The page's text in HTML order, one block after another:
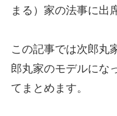
まる）家の法事に出
この記事では次郎丸
郎丸家のモデルにな
てまとめます。